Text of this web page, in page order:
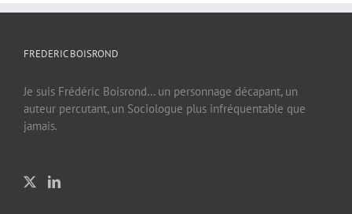
FREDERIC BOISROND
Je suis Frédéric Boisrond… un personnage décapant, un
auteur percutant, un Sociologue plus infréquentable que
jamais.